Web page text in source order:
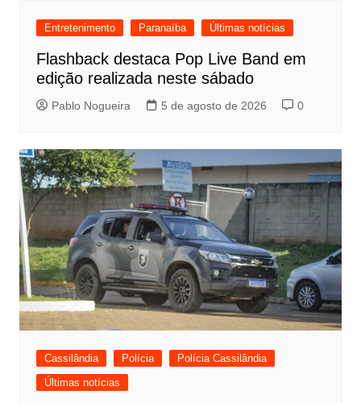
Entretenimento Paranaíba Últimas notícias
Flashback destaca Pop Live Band em
edição realizada neste sábado
Pablo Nogueira 5 de agosto de 2026 0
Cassilândia Polícia
Polícia Cassilândia
Últimas notícias